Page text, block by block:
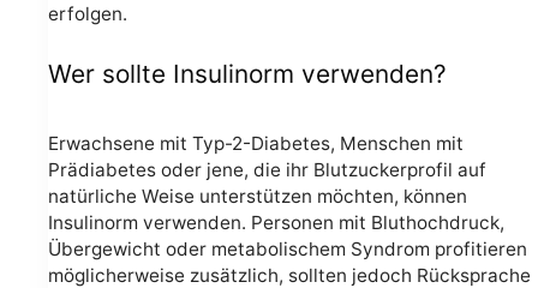
erfolgen.
Wer sollte Insulinorm verwenden?
Erwachsene mit Typ-2-Diabetes, Menschen mit
Prädiabetes oder jene, die ihr Blutzuckerprofil auf
natürliche Weise unterstützen möchten, können
Insulinorm verwenden. Personen mit Bluthochdruck,
Übergewicht oder metabolischem Syndrom profitieren
möglicherweise zusätzlich, sollten jedoch Rücksprache